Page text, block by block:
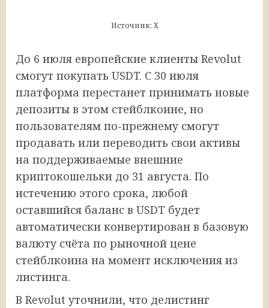
Источник: Х
До 6 июля европейские клиенты Revolut
смогут покупать USDT. С 30 июля
платформа перестанет принимать новые
депозиты в этом стейблкоине, но
пользователям по-прежнему смогут
продавать или переводить свои активы
на поддерживаемые внешние
криптокошельки до 31 августа. По
истечению этого срока, любой
оставшийся баланс в USDT будет
автоматически конвертирован в базовую
валюту счёта по рыночной цене
стейблкоина на момент исключения из
листинга.
В Revolut уточнили, что делистинг